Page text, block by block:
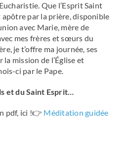
Que l’Esprit Saint
apôtre par la prière, disponible
avec Marie, mère de
mes frères et sœurs du
je t’offre ma journée, ses
la mission de l’Église et
ci par le Pape.
et du Saint Esprit…
pdf, ici !👉 Méditation guidée